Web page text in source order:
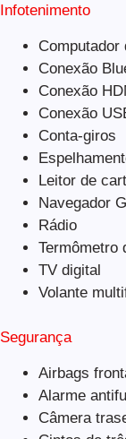
Infotenimento
Computador
Conexão
Conexão
Conexão
Conta-giros
Leitor de
Navegador
Rádio
Termômetro
TV digital
Volante
Segurança
Airbags
Alarme
Câmera